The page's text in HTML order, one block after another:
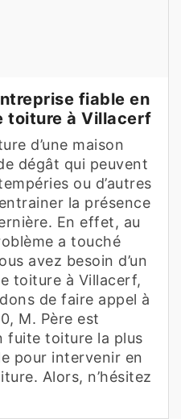
fiable en
toiture à Villacerf
d’une maison
dégât qui peuvent
ou d’autres
la présence
En effet, au
a touché
avez besoin d’un
toiture à Villacerf,
de faire appel à
M. Père est
fuite toiture la plus
pour intervenir en
Alors, n’hésitez